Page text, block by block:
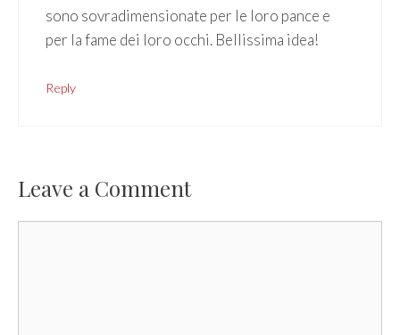
sono sovradimensionate per le loro pance e
per la fame dei loro occhi. Bellissima idea!
Reply
Leave a Comment